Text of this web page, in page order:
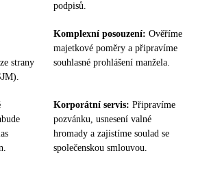
podpisů.
strany
Komplexní posouzení: Ověříme
majetkové poměry a připravíme
souhlasné prohlášení manžela.
Korporátní servis: Připravíme
pozvánku, usnesení valné
hromady a zajistíme soulad se
společenskou smlouvou.